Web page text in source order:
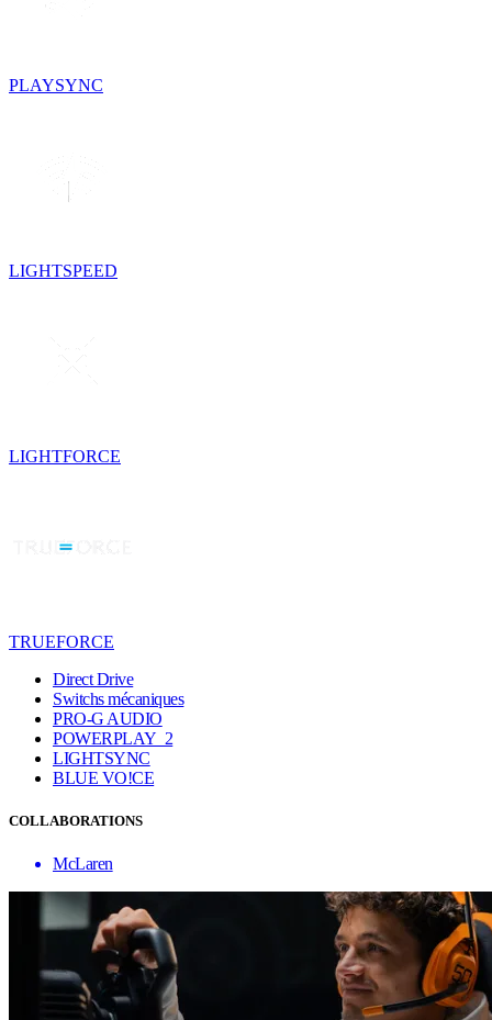
PLAYSYNC
LIGHTSPEED
LIGHTFORCE
TRUEFORCE
Direct Drive
Switchs mécaniques
PRO-G AUDIO
POWERPLAY 2
LIGHTSYNC
BLUE VO!CE
COLLABORATIONS
McLaren